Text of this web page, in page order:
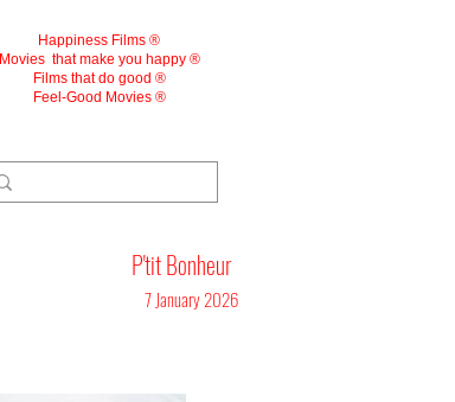
Happiness Films ®
Movies that make you happy ®
Films that do good ®
Feel-Good Movies ®
P'tit Bonheur
7 January 2026